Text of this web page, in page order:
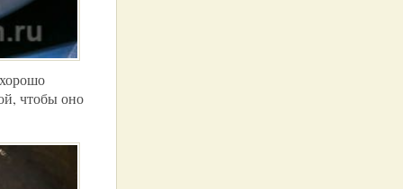
чтобы оно